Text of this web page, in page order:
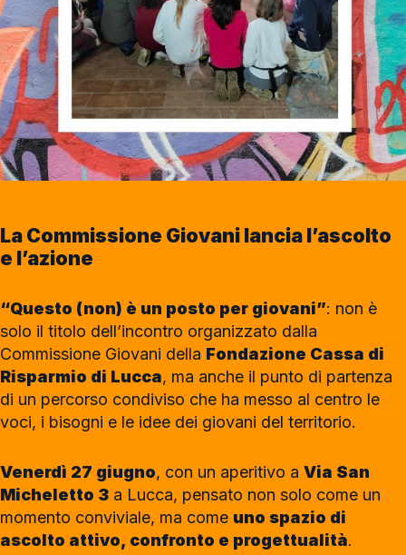
La Commissione Giovani lancia l’ascolto
e l’azione
“Questo (non) è un posto per giovani”: non è
solo il titolo dell’incontro organizzato dalla
Commissione Giovani della Fondazione Cassa di
Risparmio di Lucca, ma anche il punto di partenza
di un percorso condiviso che ha messo al centro le
voci, i bisogni e le idee dei giovani del territorio.
Venerdì 27 giugno, con un aperitivo a Via San
Micheletto 3 a Lucca, pensato non solo come un
momento conviviale, ma come uno spazio di
ascolto attivo, confronto e progettualità.